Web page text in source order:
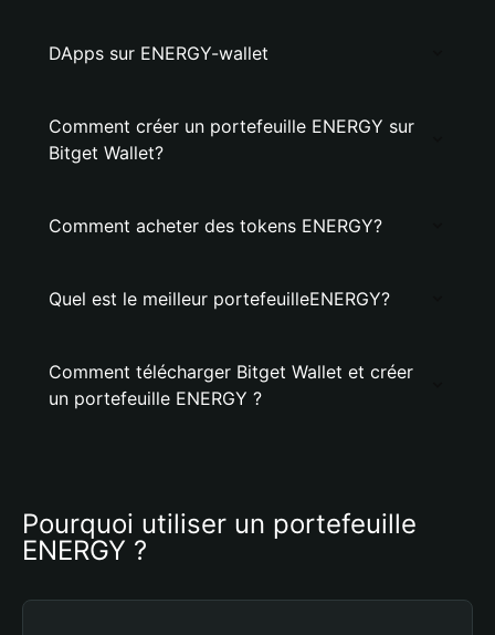
DApps sur ENERGY-wallet
Comment créer un portefeuille ENERGY sur
Bitget Wallet?
Comment acheter des tokens ENERGY?
Quel est le meilleur portefeuilleENERGY?
Comment télécharger Bitget Wallet et créer
un portefeuille ENERGY ?
Pourquoi utiliser un portefeuille
ENERGY ?